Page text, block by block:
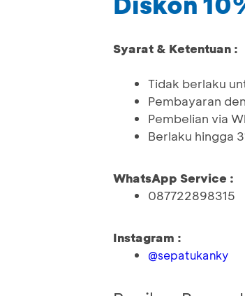
Syarat & Ketentuan :
Tidak berlaku
Pembayaran
Pembelian via
Berlaku hingga
WhatsApp Service :
087722898315
Instagram :
@sepatukanky